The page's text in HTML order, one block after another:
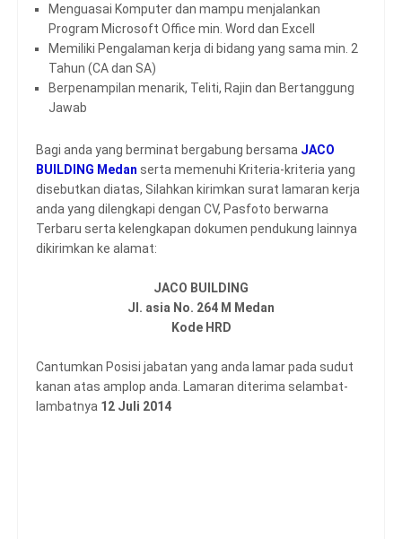
Menguasai Komputer dan mampu menjalankan
Program Microsoft Office min. Word dan Excell
Memiliki Pengalaman kerja di bidang yang sama min. 2
Tahun (CA dan SA)
Berpenampilan menarik, Teliti, Rajin dan Bertanggung
Jawab
Bagi anda yang berminat bergabung bersama JACO
BUILDING Medan serta memenuhi Kriteria-kriteria yang
disebutkan diatas, Silahkan kirimkan surat lamaran kerja
anda yang dilengkapi dengan CV, Pasfoto berwarna
Terbaru serta kelengkapan dokumen pendukung lainnya
dikirimkan ke alamat:
JACO BUILDING
Jl. asia No. 264 M Medan
Kode HRD
Cantumkan Posisi jabatan yang anda lamar pada sudut
kanan atas amplop anda. Lamaran diterima selambat-
lambatnya 12 Juli 2014